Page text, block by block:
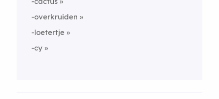
-overkruiden
-loetertje
-cy